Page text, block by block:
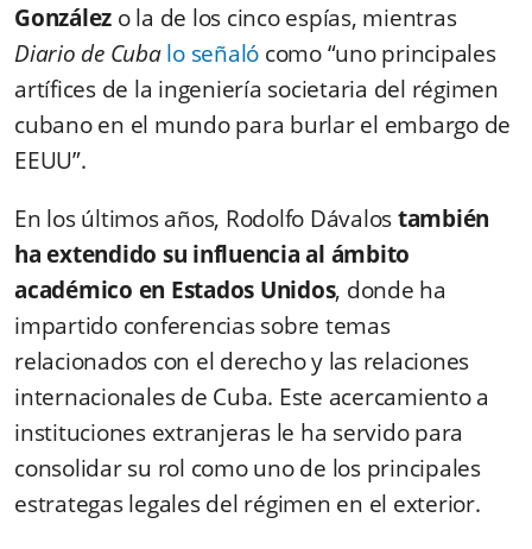
González o la de los cinco espías, mientras
Diario de Cuba lo señaló como “uno principales
artífices de la ingeniería societaria del régimen
cubano en el mundo para burlar el embargo de
EEUU”.
En los últimos años, Rodolfo Dávalostambién
ha extendido su influencia al ámbito
académico en Estados Unidos, donde ha
impartido conferencias sobre temas
relacionados con el derecho y las relaciones
internacionales de Cuba. Este acercamiento a
instituciones extranjeras le ha servido para
consolidar su rol como uno de los principales
estrategas legales del régimen en el exterior.